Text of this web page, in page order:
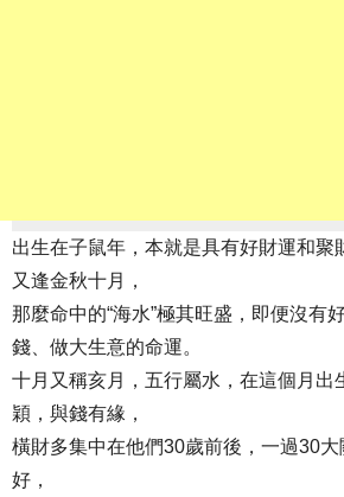
出生在子鼠年，本就是具有好財運和聚
又逢金秋十月，
那麼命中的“海水”極其旺盛，即便沒有
錢、做大生意的命運。
十月又稱亥月，五行屬水，在這個月出
穎，與錢有緣，
橫財多集中在他們30歲前後，一過30
好，